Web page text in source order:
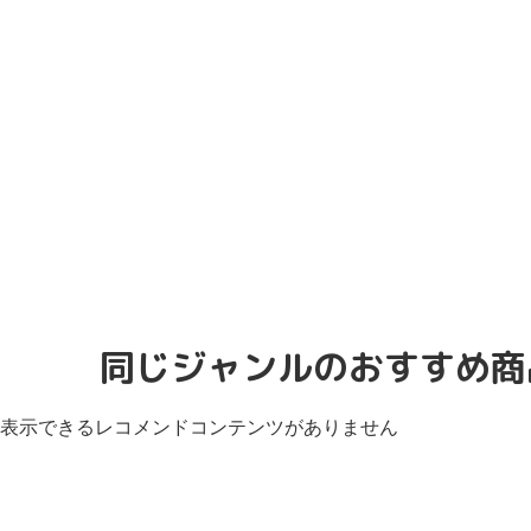
同じジャンルのおすすめ
表示できるレコメンドコンテンツがありません